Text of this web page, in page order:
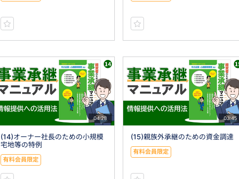
04:28
(14)オーナー社長のための小規模
宅地等の特例
有料会員限定
03:45
(15)親族外承継のための資金調達
有料会員限定